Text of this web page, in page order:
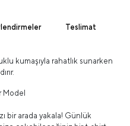
Teslimat
kumaşıyla rahatlık sunarken
Model
bir arada yakala! Günlük